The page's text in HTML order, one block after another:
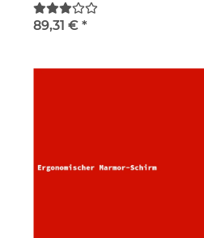
89,31 € *